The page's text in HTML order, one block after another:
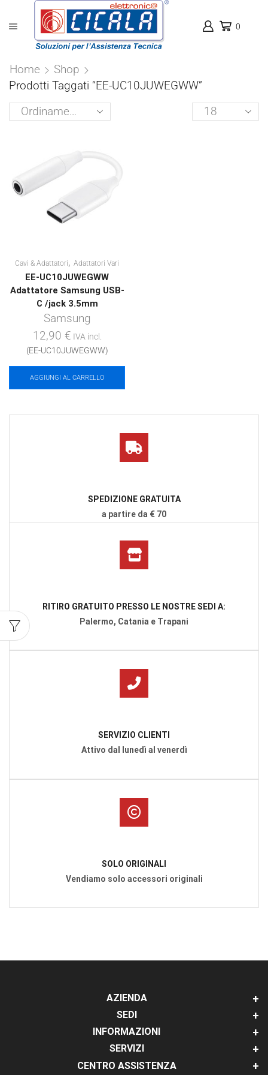
0
Home
Shop
Prodotti Taggati “EE-UC10JUWEGWW”
Products
Cavi & Adattatori, Adattatori Vari
EE-UC10JUWEGWW
Adattatore Samsung USB-
C /jack 3.5mm
Samsung
12,90 € IVA incl.
(EE-UC10JUWEGWW)
AGGIUNGI AL CARRELLO
SPEDIZIONE GRATUITA
a partire da € 70
RITIRO GRATUITO PRESSO LE NOSTRE SEDI A:
Palermo, Catania e Trapani
SERVIZIO CLIENTI
Attivo dal lunedì al venerdì
SOLO ORIGINALI
Vendiamo solo accessori originali
AZIENDA
SEDI
INFORMAZIONI
SERVIZI
CENTRO ASSISTENZA